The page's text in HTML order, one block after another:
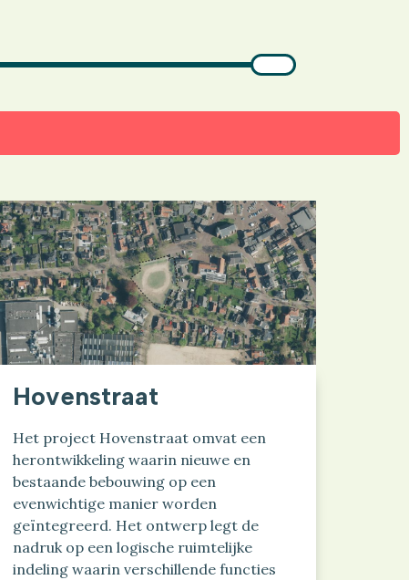
Hovenstraat
Het project Hovenstraat omvat een
herontwikkeling waarin nieuwe en
bestaande bebouwing op een
evenwichtige manier worden
geïntegreerd. Het ontwerp legt de
nadruk op een logische ruimtelijke
indeling waarin verschillende functies